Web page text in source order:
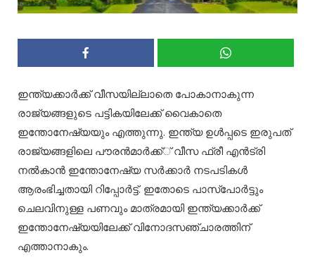
ഇന്ത്യക്കാര്‍ക്ക് വീസയില്ലാതെ പോകാനാകുന്ന
രാജ്യങ്ങളുടെ പട്ടികയിലേക്ക് വൈകാതെ
ഇന്തോനേഷ്യയും എത്തുന്നു. ഇന്ത്യ ഉള്‍പ്പടെ ഇരുപത്
രാജ്യങ്ങളിലെ പൗരന്‍മാര്‍ക്ക്് വീസ ഫ്രീ എന്‍ട്രി
നല്‍കാന്‍ ഇന്തോനേഷ്യ സര്‍ക്കാര്‍ നടപടികള്‍
ആരംഭിച്ചതായി റിപ്പോര്‍ട്ട്. ഇതോടെ പാസ്പോര്‍ട്ടും
ചെലവിനുള്ള പണവും മാത്രമായി ഇന്ത്യക്കാര്‍ക്ക്
ഇന്തോനേഷ്യയിലേക്ക് വിനോദസഞ്ചാരത്തിന്
എത്താനാകും.